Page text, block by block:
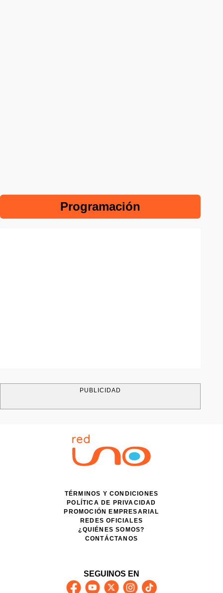
Programación
PUBLICIDAD
TÉRMINOS Y CONDICIONES
POLÍTICA DE PRIVACIDAD
PROMOCIÓN EMPRESARIAL
REDES OFICIALES
¿QUIÉNES SOMOS?
CONTÁCTANOS
SEGUINOS EN